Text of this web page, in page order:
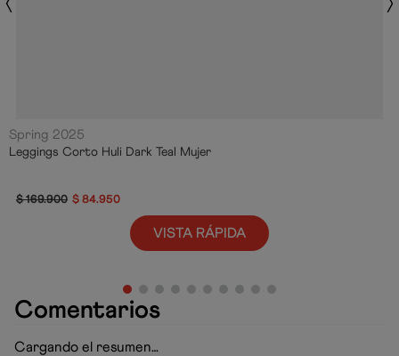
Spring 2025
Leggings Corto Huli Dark Teal Mujer
$169.900 $ 84.950
VISTA RÁPIDA
Comentarios
Cargando el resumen…